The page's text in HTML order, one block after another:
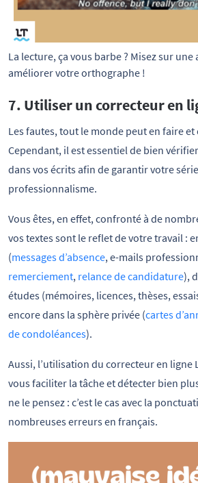
La lecture, ça vous barbe ? Misez sur
améliorer votre orthographe !
7. Utiliser un correcteur en
Les fautes, tout le monde peut en faire et
Cependant, il est essentiel de bien
dans vos écrits afin de garantir votre
professionnalisme.
Vous êtes, en effet, confronté à de
vos textes sont le reflet de votre travail :
(messages d’absence, e-mails
remerciement, relance de candidature),
études (mémoires, licences, thèses,
encore dans la sphère privée (cartes
de condoléances).
Aussi, l’utilisation du correcteur en ligne
vous faciliter la tâche et détecter bien
ne le pensez : c’est le cas avec la
nombreuses erreurs en français.